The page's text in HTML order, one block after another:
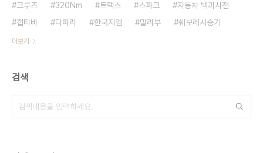
크루즈
320Nm 트랙스 스파크
자동차 백과사전
캡티바
다파라 한국지엠 말리부 쉐보레시승기
더보기
검색